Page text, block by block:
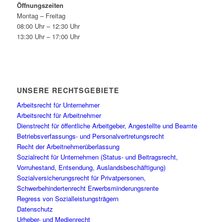
Öffnungszeiten
Montag – Freitag
08:00 Uhr – 12:30 Uhr
13:30 Uhr – 17:00 Uhr
UNSERE RECHTSGEBIETE
Arbeitsrecht für Unternehmer
Arbeitsrecht für Arbeitnehmer
Dienstrecht für öffentliche Arbeitgeber, Angestellte und Beamte
Betriebsverfassungs- und Personalvertretungsrecht
Recht der Arbeitnehmerüberlassung
Sozialrecht für Unternehmen (Status- und Beitragsrecht,
Vorruhestand, Entsendung, Auslandsbeschäftigung)
Sozialversicherungsrecht für Privatpersonen,
Schwerbehindertenrecht Erwerbsminderungsrente
Regress von Sozialleistungsträgern
Datenschutz
Urheber- und Medienrecht